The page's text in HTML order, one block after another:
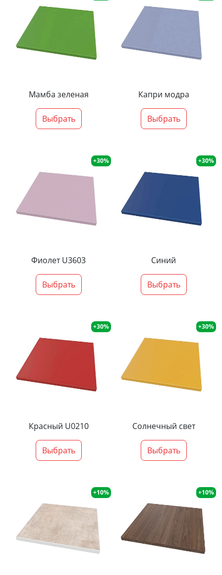
Мамба зеленая
Выбрать
Капри модра
Выбрать
+30%
Фиолет U3603
Выбрать
+30%
Синий
Выбрать
+30%
Красный U0210
Выбрать
+30%
Солнечный свет
Выбрать
+10% +10%